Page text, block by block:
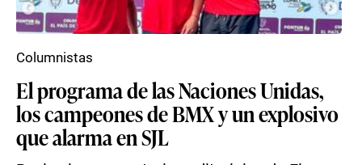
El programa de las Naciones Unidas,
los campeones de BMX y un explosivo
que alarma en SJL
Columnistas